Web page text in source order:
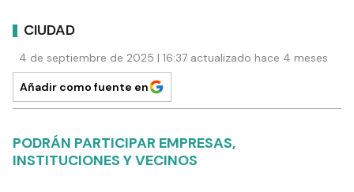
CIUDAD
4 de septiembre de 2025 | 16:37 actualizado hace 4 meses
Añadir como fuente en
PODRÁN PARTICIPAR EMPRESAS,
INSTITUCIONES Y VECINOS